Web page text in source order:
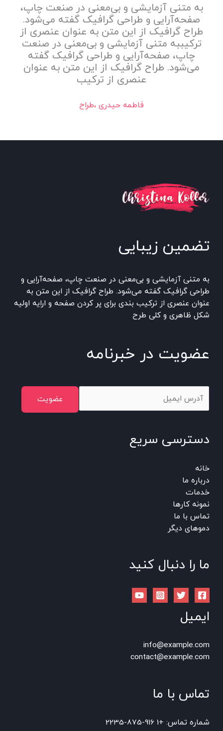
به متنی آزمایشی و بی‌معنی در صنعت چاپ،
صفحه‌آرایی و طراحی گرافیک گفته می‌شود.
طراح گرافیک از این متن به عنوان عنصری از
ترکیببه متنی آزمایشی و بی‌معنی در صنعت
چاپ، صفحه‌آرایی و طراحی گرافیک گفته
می‌شود. طراح گرافیک از این متن به عنوان
عنصری از ترکیب
فاطمه حیدری ،طراح
تضمین زیبایی
به متنی آزمایشی و بی‌معنی در صنعت چاپ، صفحه‌آرایی و
طراحی گرافیک گفته می‌شود. طراح گرافیک از این متن به
عنوان عنصری از ترکیب بندی برای پر کردن صفحه و ارایه اولیه
شکل ظاهری و کلی طرح
عضویت در خبرنامه
l
عضویت
دسترسی سریع
خانه
درباره ما
خدمات
نمونه کارها
تماس با ما
دموهای دیگر
ما را دنبال کنید
ایمیل
info@example.com
contact@example.com
تماس با ما
شماره تماس: +1 916-875-2235